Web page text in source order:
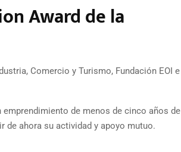
Award de la
Comercio y Turismo, Fundación EOI e
de menos de cinco años de
de ahora su actividad y apoyo mutuo.